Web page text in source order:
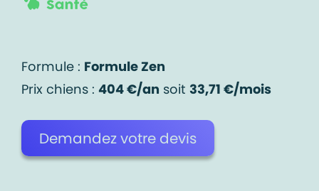
Formule : Formule Zen
Prix chiens : 404 €/an soit 33,71 €/mois
Demandez votre devis